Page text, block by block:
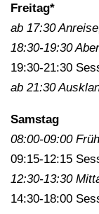
Freitag*
ab 17:30
18:30-19:30
19:30-21:30
ab 21:30
Samstag
08:00-09:00
09:15-12:15
12:30-13:30
14:30-18:00